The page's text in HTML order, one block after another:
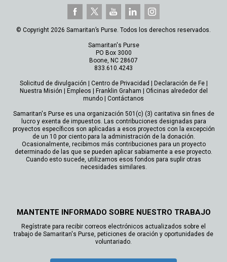
© Copyright 2026 Samaritan’s Purse. Todos los derechos reservados.
Samaritan's Purse
PO Box 3000
Boone, NC 28607
833.610.4243
Solicitud de divulgación | Centro de Privacidad | Declaración de Fe|
Nuestra Misión | Empleos | Franklin Graham | Oficinas alrededor del
mundo | Contáctanos
Samaritan's Purse es una organización 501(c) (3) caritativa sin fines de
lucro y exenta de impuestos. Las contribuciones designadas para
proyectos específicos son aplicadas a esos proyectos con la excepción
de un 10 por ciento para la administración de la donación.
Ocasionalmente, recibimos más contribuciones para un proyecto
determinado de las que se pueden aplicar sabiamente a ese proyecto.
Cuando esto sucede, utilizamos esos fondos para suplir otras
necesidades similares.
MANTENTE INFORMADO SOBRE NUESTRO TRABAJO
Regístrate para recibir correos electrónicos actualizados sobre el
trabajo de Samaritan's Purse, peticiones de oración y oportunidades de
voluntariado.